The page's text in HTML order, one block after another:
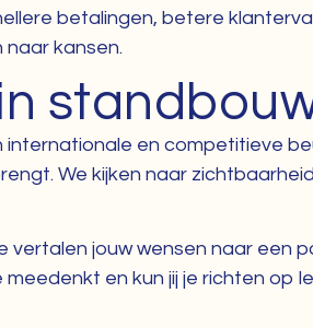
betalingen, betere
kansen.
en competitieve
We kijken naar
vertalen jouw wensen naar
en kun jij je richten op